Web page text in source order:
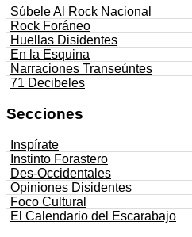
Súbele Al Rock Nacional
Rock Foráneo
Huellas Disidentes
En la Esquina
Narraciones Transeúntes
71 Decibeles
Secciones
Inspírate
Instinto Forastero
Des-Occidentales
Opiniones Disidentes
Foco Cultural
El Calendario del Escarabajo